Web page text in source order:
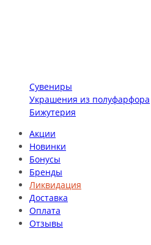
Сувениры
Украшения из полуфарфора
Бижутерия
Акции
Новинки
Бонусы
Бренды
Ликвидация
Доставка
Оплата
Отзывы